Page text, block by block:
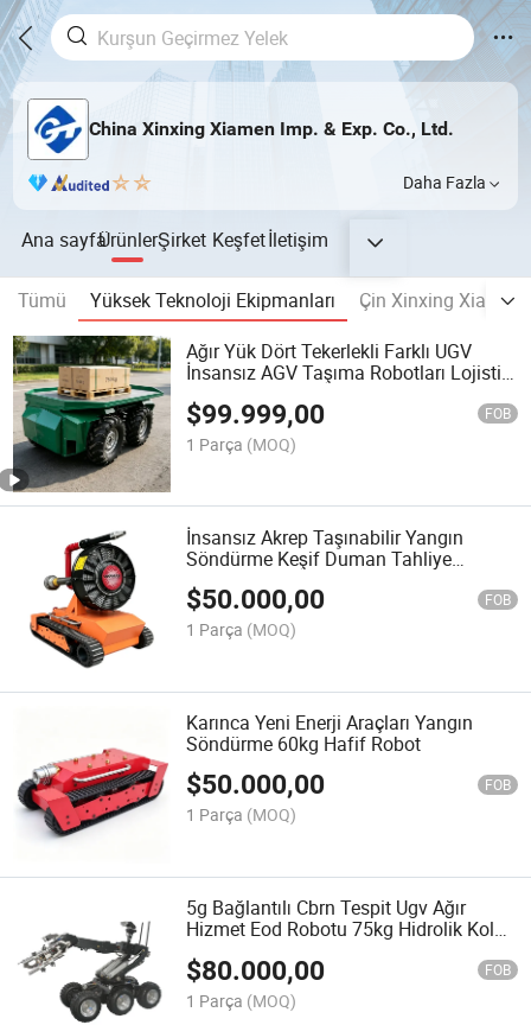
China Xinxing Xiamen Imp. & Exp. Co., Ltd.
Daha Fazla
Ana sayfaÜrünlerŞirket Keşfetİletişim
Tümü Yüksek Teknoloji Ekipmanları
Çin Xinxing Xiamen
Ağır Yük Dört Tekerlekli Farklı UGV
İnsansız AGV Taşıma Robotları Lojistik
$99.999,00 FOB
1 Parça (MOQ)
İnsansız Akrep Taşınabilir Yangın
Söndürme Keşif Duman Tahliye
Robotları
$50.000,00 FOB
1 Parça (MOQ)
Karınca Yeni Enerji Araçları Yangın
Söndürme 60kg Hafif Robot
$50.000,00 FOB
1 Parça (MOQ)
5g Bağlantılı Cbrn Tespit Ugv Ağır
Hizmet Eod Robotu 75kg Hidrolik Kol
$80.000,00 FOB
1 Parça (MOQ)